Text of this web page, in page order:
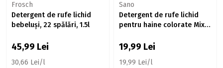
Frosch
Detergent de rufe lichid
bebeluși, 22 spălări, 1.5l
45,99 Lei
30,66 Lei/l
Sano
Detergent de rufe lichid
pentru haine colorate Mix &
19,99 Lei
19,99 Lei/l